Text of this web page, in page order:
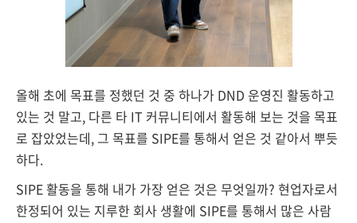
올해 초에 목표를 정했던 것 중 하나가 DND 운영진 활동하고
있는 것 말고, 다른 타 IT 커뮤니티에서 활동해 보는 것을 목표
로 잡았었는데, 그 목표를 SIPE를 통해서 얻은 것 같아서 뿌듯
하다.
SIPE 활동을 통해 내가 가장 얻은 것은 무엇일까? 현업자로서
한정되어 있는 지루한 회사 생활에 SIPE를 통해서 많은 사람